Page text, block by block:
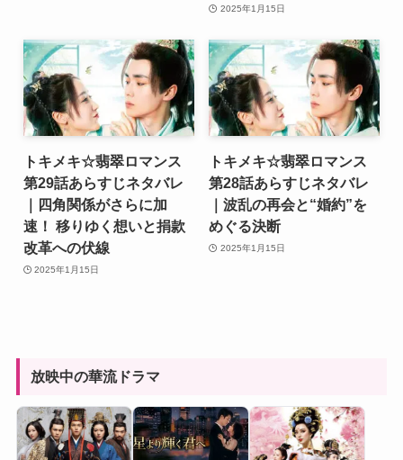
2025年1月15日
トキメキ☆翡翠ロマンス
第29話あらすじネタバレ
｜四角関係がさらに加
速！ 移りゆく想いと捐款
改革への伏線
2025年1月15日
トキメキ☆翡翠ロマンス
第28話あらすじネタバレ
｜波乱の再会と“婚約”を
めぐる決断
2025年1月15日
放映中の華流ドラマ